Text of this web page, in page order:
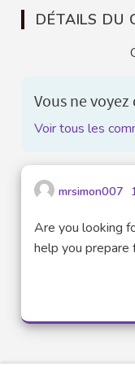
DÉTAILS DU
Vous ne
Voir tous les
mrsimon007
Are you looking
help you prepare